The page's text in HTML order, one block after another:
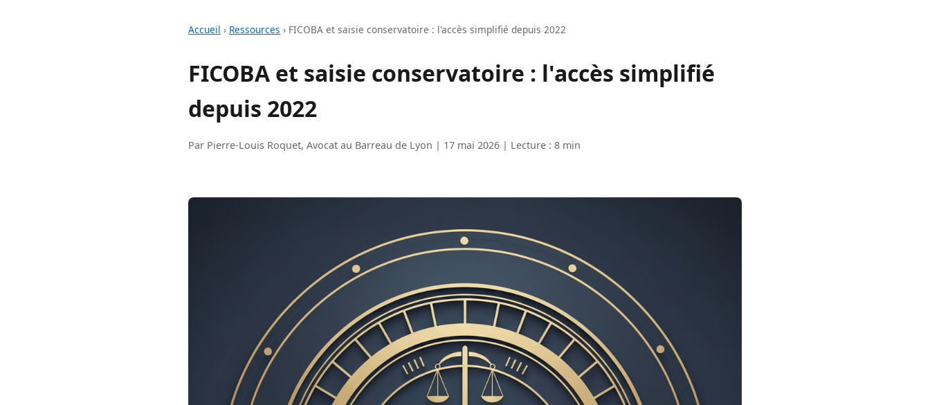
Accueil › Ressources › FICOBA et saisie conservatoire : l'accès simplifié depuis 2022
FICOBA et saisie conservatoire : l'accès simplifié
depuis 2022
Par Pierre-Louis Roquet, Avocat au Barreau de Lyon | 17 mai 2026 | Lecture : 8 min